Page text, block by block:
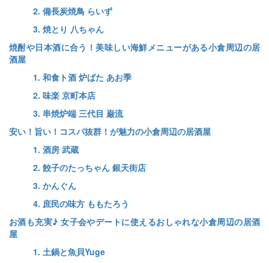
2. 備長炭焼鳥 らいず
3. 焼とり 八ちゃん
焼酎や日本酒に合う！美味しい海鮮メニューがある小倉周辺の居
酒屋
1. 和食ト酒 炉ばた あお季
2. 味楽 京町本店
3. 串焼炉端 三代目 巌流
安い！旨い！コスパ抜群！が魅力の小倉周辺の居酒屋
1. 酒房 武蔵
2. 餃子のたっちゃん 銀天街店
3. かんぐん
4. 庶民の味方 ももたろう
お酒も充実♪ 女子会やデートに使えるおしゃれな小倉周辺の居酒
屋
1. 土鍋と魚貝Yuge